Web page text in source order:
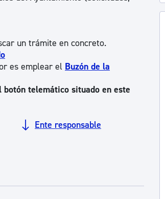
Turismo
Calendario fiscal
un trámite en concreto.
es emplear el Buzón de la
telemático situado en este
Ente responsable